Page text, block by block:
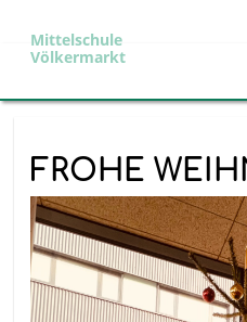
Mittelschule
Völkermarkt
FROHE